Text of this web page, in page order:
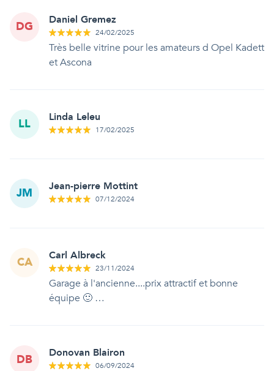
DG Daniel Gremez
24/02/2025
Très belle vitrine pour les amateurs d Opel Kadett
et Ascona
LL Linda Leleu
17/02/2025
JM Jean-pierre Mottint
07/12/2024
CA Carl Albreck
23/11/2024
Garage à l'ancienne....prix attractif et bonne
équipe 🙂 …
DB Donovan Blairon
06/09/2024